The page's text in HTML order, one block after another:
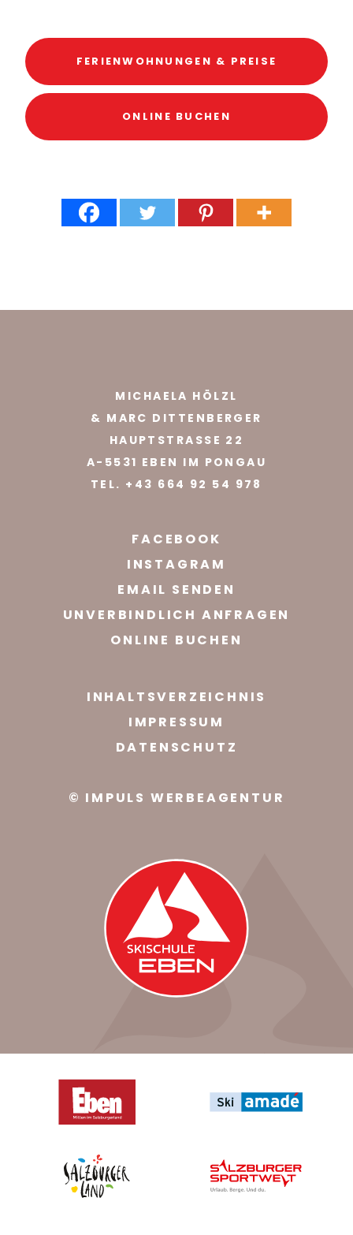
FERIENWOHNUNGEN & PREISE
ONLINE BUCHEN
MICHAELA HÖLZL
& MARC DITTENBERGER
HAUPTSTRASSE 22
A-5531 EBEN IM PONGAU
TEL. +43 664 92 54 978
FACEBOOK
INSTAGRAM
EMAIL SENDEN
UNVERBINDLICH ANFRAGEN
ONLINE BUCHEN
INHALTSVERZEICHNIS
IMPRESSUM
DATENSCHUTZ
© IMPULS WERBEAGENTUR